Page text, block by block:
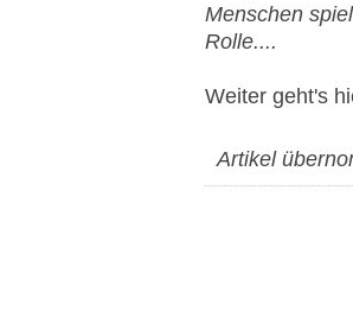
Menschen
Rolle....
Weiter geht's
Artikel